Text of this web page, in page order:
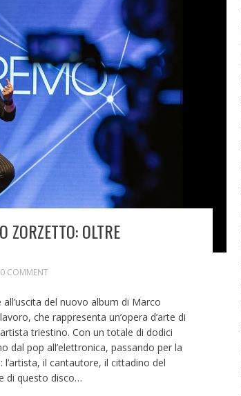
ZORZETTO: OLTRE
0 COMMENT
del nuovo album di Marco
che rappresenta un’opera d’arte di
triestino. Con un totale di dodici
dal pop all’elettronica, passando per la
il cantautore, il cittadino del
di questo disco…